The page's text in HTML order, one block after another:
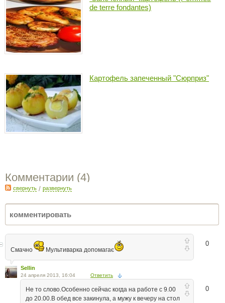
de terre fondantes)
Картофель запеченный "Сюрприз"
Комментарии (4)
свернуть / развернуть
0
Смачно Мультиварка допомагає
Sellin
24 апреля 2013, 16:04 Ответить
0
Не то слово.Особенно сейчас когда на работе с 9.00
до 20.00.В обед все закинула, а мужу к вечеру на стол